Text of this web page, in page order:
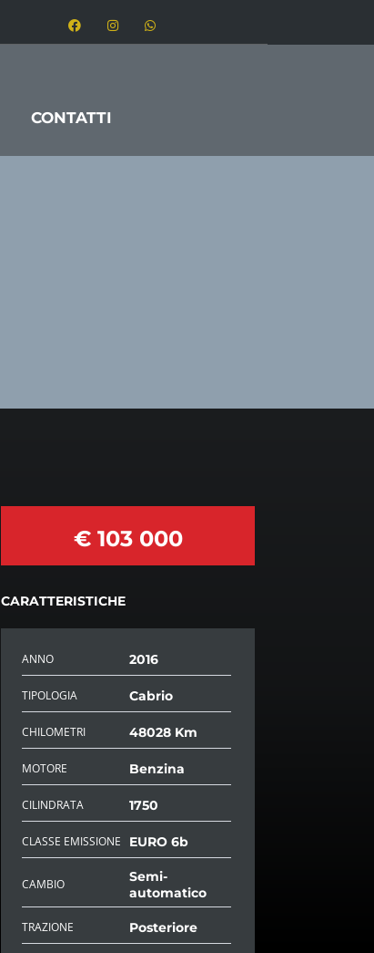
CONTATTI
€ 103 000
CARATTERISTICHE
ANNO 2016
TIPOLOGIA Cabrio
CHILOMETRI 48028 Km
MOTORE Benzina
CILINDRATA 1750
CLASSE EMISSIONE EURO 6b
CAMBIO
Semi-
automatico
TRAZIONE Posteriore